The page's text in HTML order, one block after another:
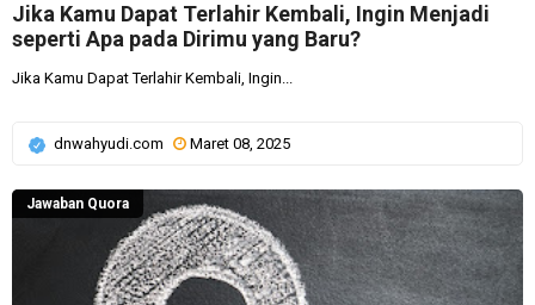
Jika Kamu Dapat Terlahir Kembali, Ingin Menjadi
seperti Apa pada Dirimu yang Baru?
Jika Kamu Dapat Terlahir Kembali, Ingin...
dnwahyudi.com Maret 08, 2025
Jawaban Quora